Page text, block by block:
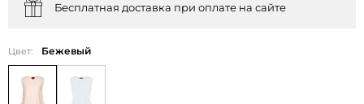
Бесплатная доставка при оплате на сайте
Цвет: Бежевый